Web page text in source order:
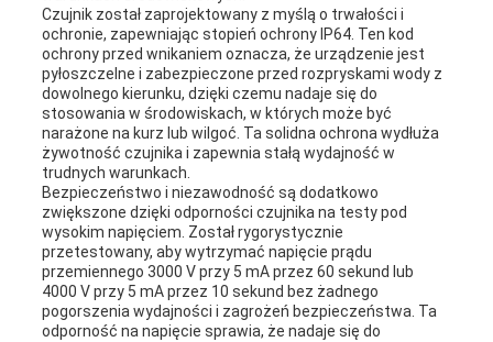
Czujnik został zaprojektowany z myślą o trwałości i
ochronie, zapewniając stopień ochrony IP64. Ten kod
ochrony przed wnikaniem oznacza, że ​​urządzenie jest
pyłoszczelne i zabezpieczone przed rozpryskami wody z
dowolnego kierunku, dzięki czemu nadaje się do
stosowania w środowiskach, w których może być
narażone na kurz lub wilgoć. Ta solidna ochrona wydłuża
żywotność czujnika i zapewnia stałą wydajność w
trudnych warunkach.
Bezpieczeństwo i niezawodność są dodatkowo
zwiększone dzięki odporności czujnika na testy pod
wysokim napięciem. Został rygorystycznie
przetestowany, aby wytrzymać napięcie prądu
przemiennego 3000 V przy 5 mA przez 60 sekund lub
4000 V przy 5 mA przez 10 sekund bez żadnego
pogorszenia wydajności i zagrożeń bezpieczeństwa. Ta
odporność na napięcie sprawia, że ​​nadaje się do